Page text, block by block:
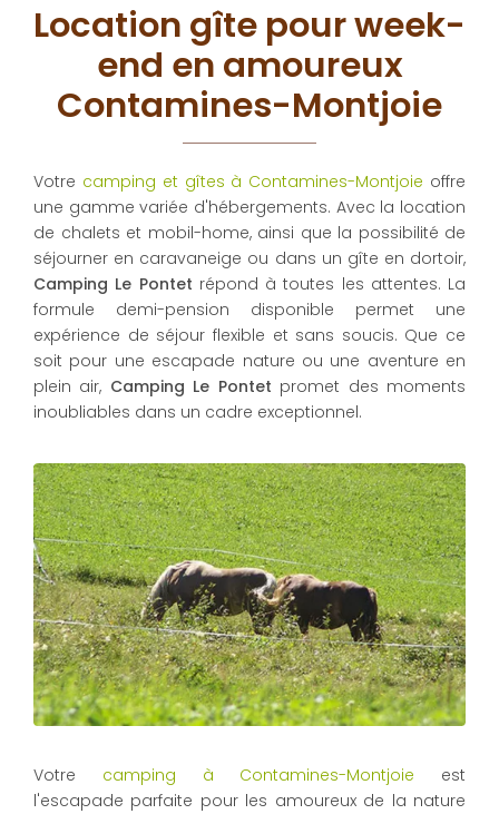
Location gîte pour week-
end en amoureux
Contamines-Montjoie
Votre camping et gîtes à Contamines-Montjoie offre
une gamme variée d'hébergements. Avec la location
de chalets et mobil-home, ainsi que la possibilité de
séjourner en caravaneige ou dans un gîte en dortoir,
Camping Le Pontet répond à toutes les attentes. La
formule demi-pension disponible permet une
expérience de séjour flexible et sans soucis. Que ce
soit pour une escapade nature ou une aventure en
plein air, Camping Le Pontet promet des moments
inoubliables dans un cadre exceptionnel.
Votre camping à Contamines-Montjoie est
l'escapade parfaite pour les amoureux de la nature